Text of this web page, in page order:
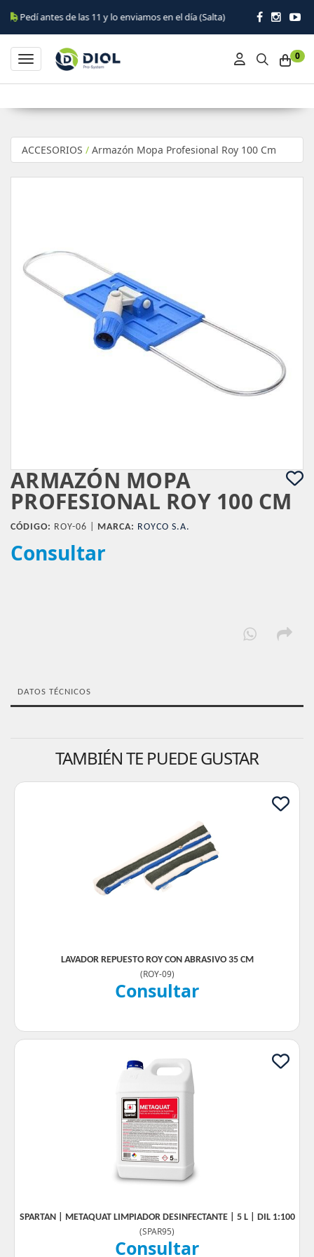
de las 11 y lo enviamos en el día (Salta)
0
Toggle navigation
ACCESORIOS / Armazón Mopa Profesional Roy 100 Cm
ARMAZÓN MOPA
PROFESIONAL ROY 100 CM
CÓDIGO: ROY-06 | MARCA: ROYCO S.A.
Consultar
DATOS TÉCNICOS
TAMBIÉN TE PUEDE GUSTAR
LAVADOR REPUESTO ROY CON ABRASIVO 35 CM
(ROY-09)
Consultar
SPARTAN | METAQUAT LIMPIADOR DESINFECTANTE | 5 L | DIL 1:100
(SPAR95)
Consultar